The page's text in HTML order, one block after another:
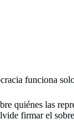
funciona
quiénes las
firmar el